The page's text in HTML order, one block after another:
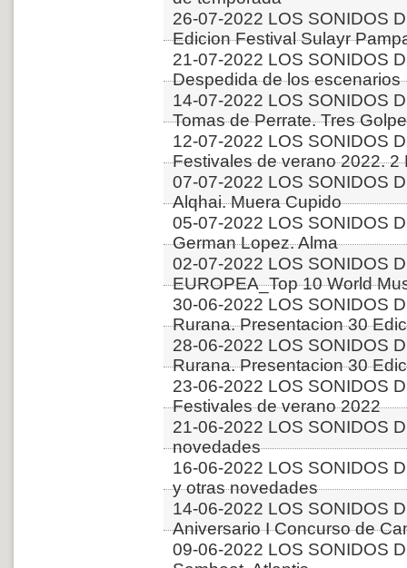
26-07-2022 LOS SONIDOS
Edicion Festival Sulayr
21-07-2022 LOS SONIDOS
Despedida de los escenarios
14-07-2022 LOS SONIDOS
Tomas de Perrate. Tres
12-07-2022 LOS SONIDOS
Festivales de verano 2022.
07-07-2022 LOS SONIDOS
Alqhai. Muera Cupido
05-07-2022 LOS SONIDOS
German Lopez. Alma
02-07-2022 LOS SONIDOS
EUROPEA_Top 10 World
30-06-2022 LOS SONIDOS
Rurana. Presentacion 30
28-06-2022 LOS SONIDOS
Rurana. Presentacion 30
23-06-2022 LOS SONIDOS
Festivales de verano 2022
21-06-2022 LOS SONIDOS
novedades
16-06-2022 LOS SONIDOS
y otras novedades
14-06-2022 LOS SONIDOS
Aniversario I Concurso de
09-06-2022 LOS SONIDOS